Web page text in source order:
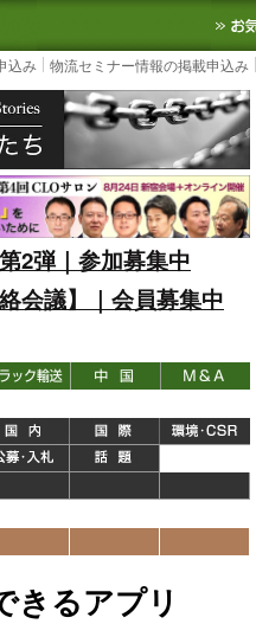
ニュースサイト
3PL, SCMなど国内外
込み 物流セミナー情報の掲載申込み
2弾｜参加募集中
会議】｜会員募集中
きるアプリ